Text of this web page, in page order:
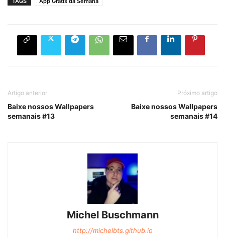
Artigo anterior
Baixe nossos Wallpapers
semanais #13
Próximo artigo
Baixe nossos Wallpapers
semanais #14
Michel Buschmann
http://michelbts.github.io